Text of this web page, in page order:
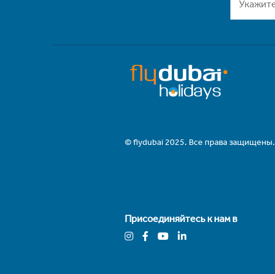
© flydubai 2025. Все права защищены.
Присоединяйтесь к нам в